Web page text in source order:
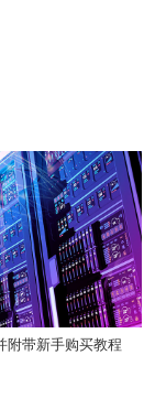
附带新手购买教程